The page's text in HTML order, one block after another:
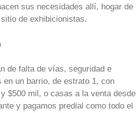
sus necesidades allí, hogar de
de exhibicionistas.
de falta de vías, seguridad e
en un barrio, de estrato 1, con
$500 mil, o casas a la venta desde
y pagamos predial como todo el